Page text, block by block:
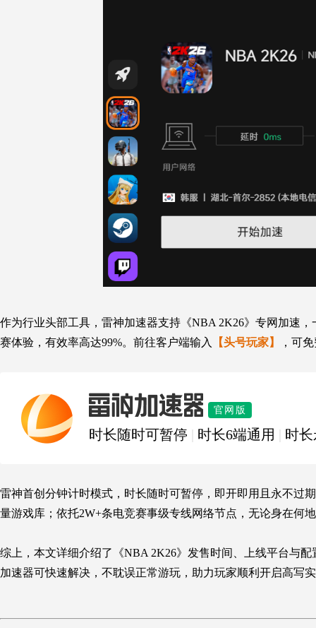
作为行业头部工具，雷神加速器支持《NBA 2K26》专网加速，
赛体验，有效率高达99%。前往客户端输入
【头号玩家】 ，可
雷神加速器 官网版
时长随时可暂停 时长6端通用 时
雷神首创分钟计时模式，时长随时可暂停，即开即用且永不过
量游戏库；依托2W+条电竞赛事级专线网络节点，无论身在何
综上，本文详细介绍了《NBA 2K26》发售时间、上线平台与
加速器可快速解决，不耽误正常游玩，助力玩家顺利开启高写